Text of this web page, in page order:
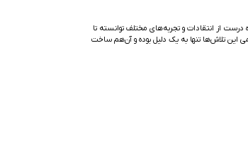
از انتقادات و تجربه‌های مختلف توانسته تا
این تلاش‌ها تنها به یک دلیل بوده و آن‌هم ساخت